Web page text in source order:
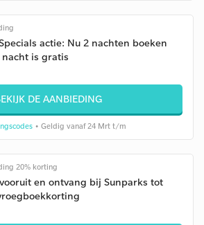
actie: Nu 2 nachten boeken
nacht is gratis
DE AANBIEDING
• Geldig vanaf 24 Mrt t/m
20% korting
en ontvang bij Sunparks tot